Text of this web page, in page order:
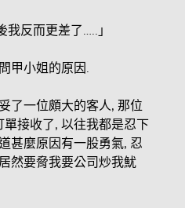
我反而更差了…..」
甲小姐的原因.
了一位頗大的客人, 那位
接收了, 以往我都是忍下
甚麼原因有一股勇氣, 忍
然要脅我要公司炒我魷